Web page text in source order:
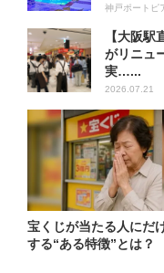
神戸ポートピ
【大阪駅
がリニュ
実…...
2026.07.21
宝くじが当たる人にだ
する“ある特徴”とは？